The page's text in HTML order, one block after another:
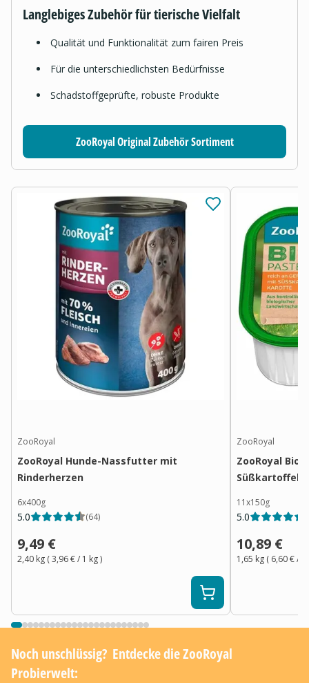
Langlebiges Zubehör für tierische Vielfalt
Qualität und Funktionalität zum fairen Preis
Für die unterschiedlichsten Bedürfnisse
Schadstoffgeprüfte, robuste Produkte
ZooRoyal Original Zubehör Sortiment
ZooRoyal
ZooRoyal Hunde-Nassfutter mit
Rinderherzen
6x400g
5.0 (64)
9,49 €
2,40 kg (3,96 €/ 1 kg)
ZooRoyal
ZooRoyal Bio
Süßkartoffel
11x150g
5.0
10,89 €
1,65 kg ( 6,60 €/ 1
Noch unschlüssig? ​ Entdecke die ZooRoyal
Probierwelt: